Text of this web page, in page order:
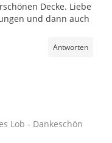
Decke. Liebe
und dann auch
Antworten
Lob - Dankeschön